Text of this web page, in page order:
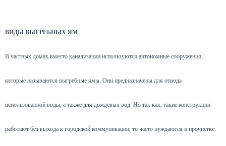
ВИДЫ ВЫГРЕБНЫХ ЯМ
В частных домах вместо канализации используются автономные сооружения,
которые называются выгребные ямы. Они предназначены для отвода
использованной воды, а также для дождевых вод. Но так как, такие конструкции
работают без выхода к городской коммуникации, то часто нуждаются в прочистке.